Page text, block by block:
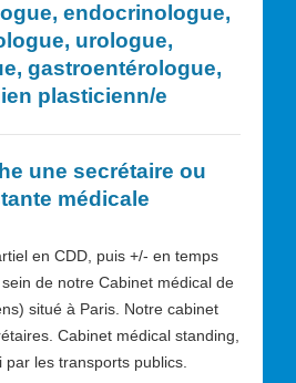
endocrinologue,
urologue,
gastroentérologue,
plasticienn/e
une secrétaire ou
médicale
en CDD, puis +/- en temps
de notre Cabinet médical de
situé à Paris. Notre cabinet
Cabinet médical standing,
par les transports publics.